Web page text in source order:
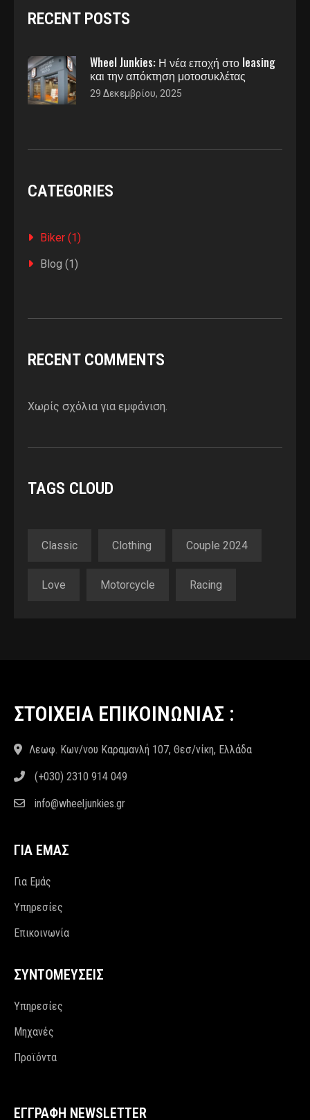
RECENT POSTS
Wheel Junkies: Η νέα εποχή στο leasing
και την απόκτηση μοτοσυκλέτας
29 Δεκεμβρίου, 2025
CATEGORIES
Biker (1)
Blog (1)
RECENT COMMENTS
Χωρίς σχόλια για εμφάνιση.
TAGS CLOUD
Classic Clothing Couple 2024
Love Motorcycle Racing
ΣΤΟΙΧΕΙΑ ΕΠΙΚΟΙΝΩΝΙΑΣ :
Λεωφ. Κων/νου Καραμανλή 107, Θεσ/νίκη, Ελλάδα
(+030) 2310 914 049
info@wheeljunkies.gr
ΓΙΑ ΕΜΑΣ
Για Εμάς
Υπηρεσίες
Επικοινωνία
ΣΥΝΤΟΜΕΥΣΕΙΣ
Υπηρεσίες
Μηχανές
Προϊόντα
ΕΓΓΡΑΦΗ NEWSLETTER